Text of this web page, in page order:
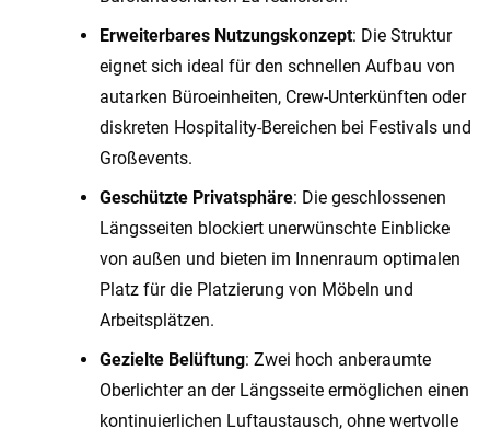
Erweiterbares Nutzungskonzept: Die Struktur
eignet sich ideal für den schnellen Aufbau von
autarken Büroeinheiten, Crew-Unterkünften oder
diskreten Hospitality-Bereichen bei Festivals und
Großevents.
Geschützte Privatsphäre: Die geschlossenen
Längsseiten blockiert unerwünschte Einblicke
von außen und bieten im Innenraum optimalen
Platz für die Platzierung von Möbeln und
Arbeitsplätzen.
Gezielte Belüftung: Zwei hoch anberaumte
Oberlichter an der Längsseite ermöglichen einen
kontinuierlichen Luftaustausch, ohne wertvolle